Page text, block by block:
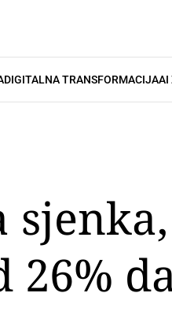
DIGITALNA TRANSFORMACIJAAI
26%